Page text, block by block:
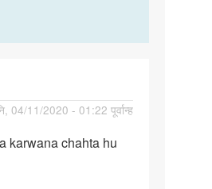
04/11/2020 - 01:22 पूर्वान्ह
karwana chahta hu